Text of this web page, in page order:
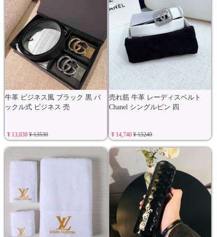
牛革 ビジネス風 ブラック 黒 バ
ックル式 ビジネス 売
¥ 13,030¥ 13530
売れ筋 牛革 レーディスベルト
Chanel シングルピン 四
¥ 14,740¥ 15240